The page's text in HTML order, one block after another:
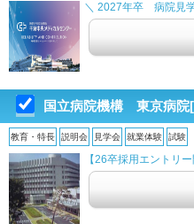
＼ 2027年卒 病院見
国立病院機構 東京病院
教育・特長 説明会 見学会 就業体験 試験
【26卒採用エントリ